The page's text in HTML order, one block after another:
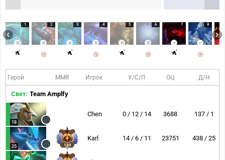
1 2 3 4 5 6 7 8
Герой MMR Игрок У/С/П ОЦ Д/Н
Свет: Team Amplfy
18
Chen 0 / 12 / 14 3688 137 / 1
25 139
Karl 14 / 6 / 11 23751 438 / 25